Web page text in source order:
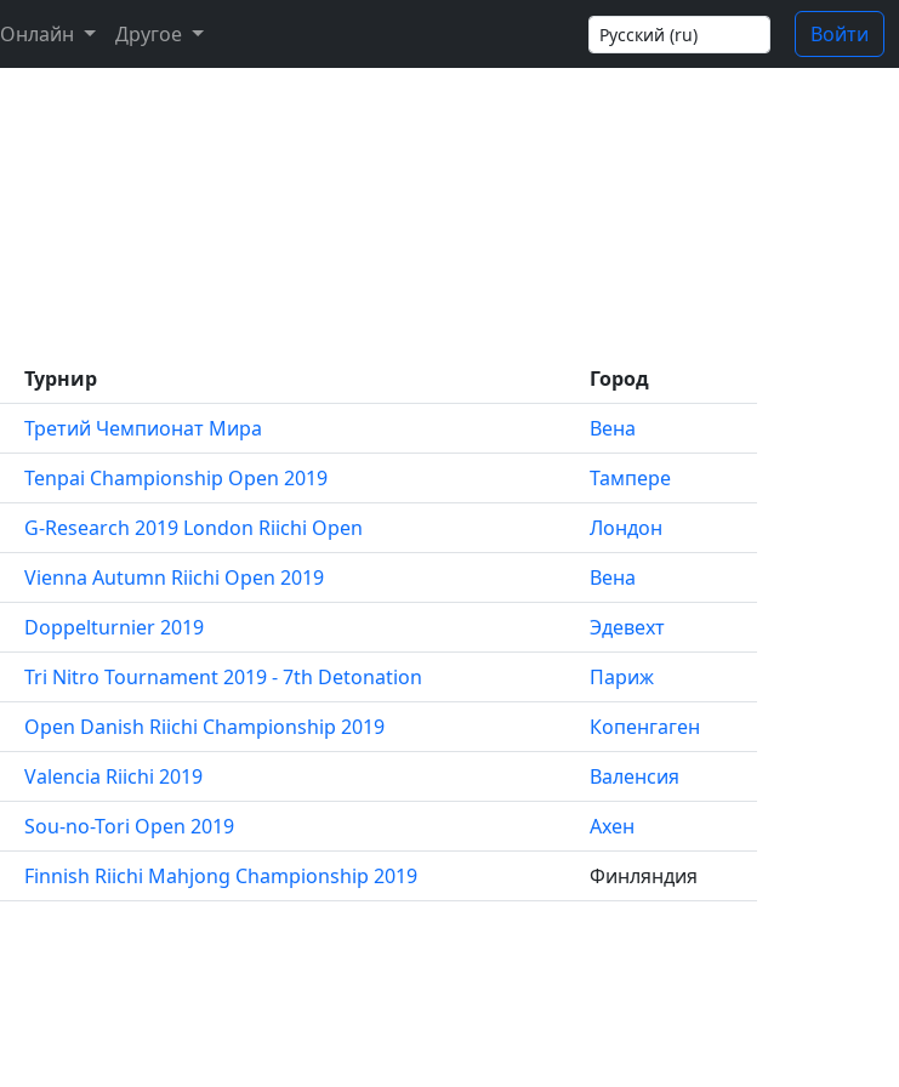
Онлайн Другое Войти
Турнир
Город
Третий Чемпионат Мира
Вена
Tenpai Championship Open 2019
Тампере
G-Research 2019 London Riichi Open
Лондон
Vienna Autumn Riichi Open 2019
Вена
Doppelturnier 2019
Эдевехт
Tri Nitro Tournament 2019 - 7th Detonation
Париж
Open Danish Riichi Championship 2019
Копенгаген
Valencia Riichi 2019
Валенсия
Sou-no-Tori Open 2019
Ахен
Finnish Riichi Mahjong Championship 2019 Финляндия